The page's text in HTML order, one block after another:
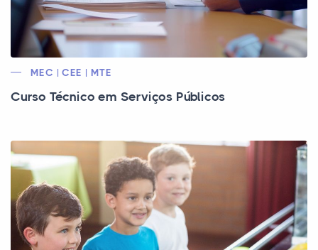
MEC | CEE | MTE
Curso Técnico em Serviços Públicos